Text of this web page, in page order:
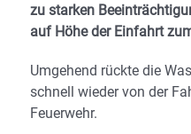
zu starken
auf Höhe der Einfahrt
Umgehend rückte die
schnell wieder von der
Feuerwehr.